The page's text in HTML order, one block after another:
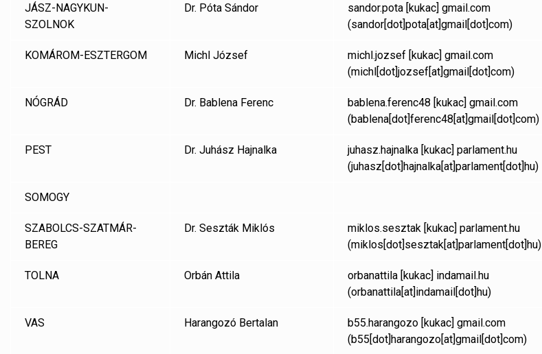
JÁSZ-NAGYKUN-
SZOLNOK
Dr. Póta Sándor sandor.pota [kukac] gmail.com
(sandor[dot]pota[at]gmail[dot]com)
KOMÁROM-ESZTERGOM Michl József michl.jozsef [kukac] gmail.com
(michl[dot]jozsef[at]gmail[dot]com)
NÓGRÁD Dr. Bablena Ferenc bablena.ferenc48 [kukac] gmail.com
(bablena[dot]ferenc48[at]gmail[dot]com)
PEST Dr. Juhász Hajnalka juhasz.hajnalka [kukac] parlament.hu
(juhasz[dot]hajnalka[at]parlament[dot]hu)
SOMOGY
SZABOLCS-SZATMÁR-
BEREG
Dr. Seszták Miklós miklos.sesztak [kukac] parlament.hu
(miklos[dot]sesztak[at]parlament[dot]hu)
TOLNA Orbán Attila orbanattila [kukac] indamail.hu
(orbanattila[at]indamail[dot]hu)
VAS Harangozó Bertalan b55.harangozo [kukac] gmail.com
(b55[dot]harangozo[at]gmail[dot]com)